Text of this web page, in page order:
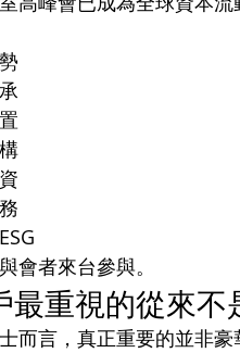
會者來台參與。
最重視的從來不
而言，真正重要的並非